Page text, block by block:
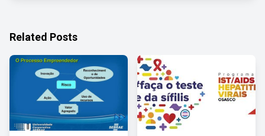
Related Posts